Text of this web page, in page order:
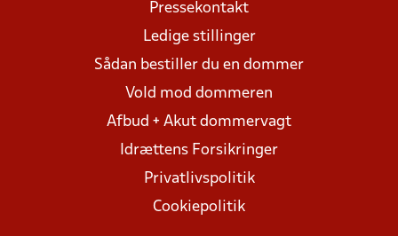
Pressekontakt
Ledige stillinger
Sådan bestiller du en dommer
Vold mod dommeren
Afbud + Akut dommervagt
Idrættens Forsikringer
Privatlivspolitik
Cookiepolitik